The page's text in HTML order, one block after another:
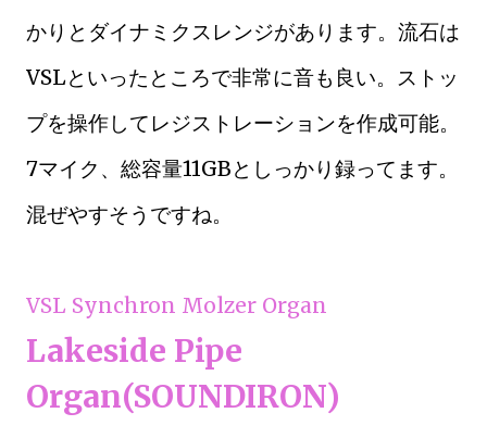
かりとダイナミクスレンジがあります。流石は
VSLといったところで非常に音も良い。ストッ
プを操作してレジストレーションを作成可能。
7マイク、総容量11GBとしっかり録ってます。
混ぜやすそうですね。
VSL Synchron Molzer Organ
Lakeside Pipe
Organ(SOUNDIRON)